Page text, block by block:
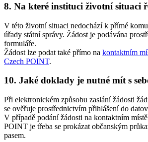
8. Na které instituci životní situaci
V této životní situaci nedochází k přímé
úřady státní správy. Žádost je podávána
formuláře.
Žádost lze podat také přímo na kontaktním
Czech POINT.
10. Jaké doklady je nutné mít s
Při elektronickém způsobu zaslání žádosti
se ověřuje prostřednictvím přihlášení do
V případě podání žádosti na kontaktním
POINT je třeba se prokázat občanským
pasem.